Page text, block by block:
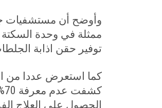
وأوضح أن مستشفيات
ممثلة في وحدة السكتة
توفير حقن اذابة
كما استعرض عددا من
الحصول على العلاج